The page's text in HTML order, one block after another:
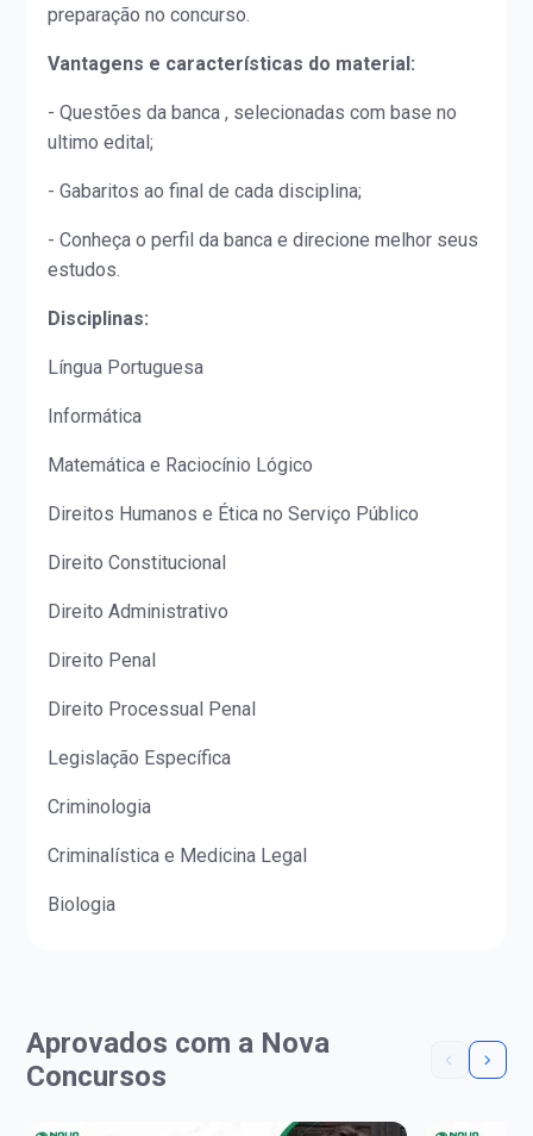
preparação no concurso.
Vantagens e características do material:
- Questões da banca , selecionadas com base no
ultimo edital;
- Gabaritos ao final de cada disciplina;
- Conheça o perfil da banca e direcione melhor seus
estudos.
Disciplinas:
Língua Portuguesa
Informática
Matemática e Raciocínio Lógico
Direitos Humanos e Ética no Serviço Público
Direito Constitucional
Direito Administrativo
Direito Penal
Direito Processual Penal
Legislação Específica
Criminologia
Criminalística e Medicina Legal
Biologia
Aprovados com a Nova
Concursos